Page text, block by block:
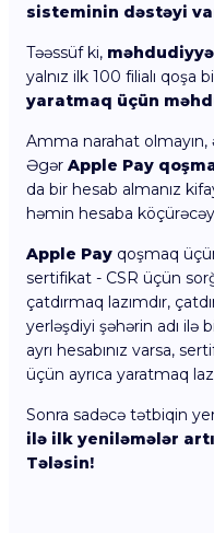
sisteminin dəstəyi
Təəssüf ki,
yalnız ilk 100 filialı qoşa
yaratmaq üçün
Amma narahat
Əgər Apple Pay
da bir hesab almanız
həmin hesaba
Apple Pay qoşmaq
sertifikat - CSR üçün
çatdırmaq lazımdır,
yerləşdiyi şəhərin adı ilə
ayrı hesabınız varsa,
üçün ayrıca yaratmaq
Sonra sadəcə tətbiqin
ilə ilk yeniləmələr
Tələsin!